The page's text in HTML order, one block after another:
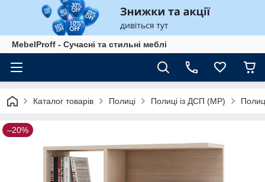
MebelProff - Сучасні та стильні меблі
Каталог товарів Полиці Полиці із ДСП (МР)
–20%